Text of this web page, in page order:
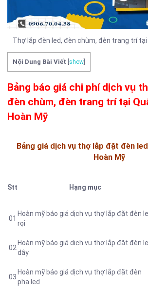
Thợ lắp đèn led, đèn chùm, đèn trang trí tại
Nội Dung Bài Viết show
Bảng báo giá chi phí dịch vụ
đèn chùm, đèn trang trí tại
Hoàn Mỹ
Bảng giá dịch vụ thợ lắp đặt đèn
Hoàn Mỹ
Stt Hạng mục
01
Hoàn mỹ báo giá dịch vụ thợ lắp đặt đèn
rọi
02
Hoàn mỹ báo giá dịch vụ thợ lắp đặt đèn
dây
03
Hoàn mỹ báo giá dịch vụ thợ lắp đặt đèn
pha led